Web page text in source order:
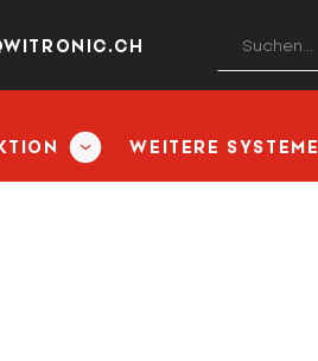
WEITERE SYSTEME